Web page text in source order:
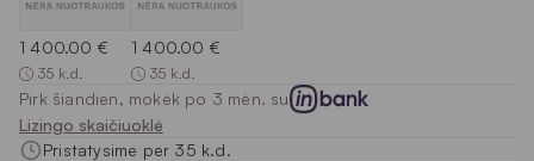
1 400.00 €
35 k.d.
1 400.00 €
35 k.d.
Pirk šiandien, mokėk po 3 mėn. su
Lizingo skaičiuoklė
Pristatysime per 35 k.d.